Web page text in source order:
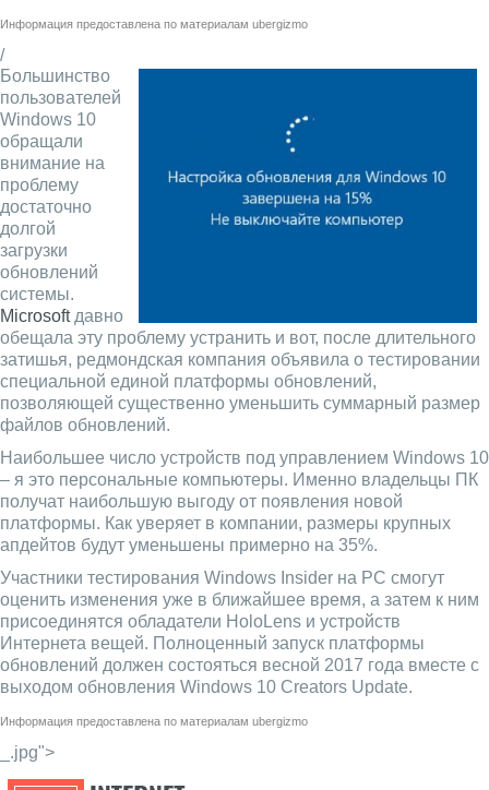
Информация предоставлена по материалам ubergizmo
/
Большинство
пользователей
Windows 10
обращали
внимание на
проблему
достаточно
долгой
загрузки
обновлений
системы.
Microsoftдавно
обещала эту проблему устранить и вот, после длительного
затишья, редмондская компания объявила о тестировании
специальной единой платформы обновлений,
позволяющей существенно уменьшить суммарный размер
файлов обновлений.
Наибольшее число устройств под управлением Windows 10
– я это персональные компьютеры. Именно владельцы ПК
получат наибольшую выгоду от появления новой
платформы. Как уверяет в компании, размеры крупных
апдейтов будут уменьшены примерно на 35%.
Участники тестирования Windows Insider на PC смогут
оценить изменения уже в ближайшее время, а затем к ним
присоединятся обладатели HoloLens и устройств
Интернета вещей. Полноценный запуск платформы
обновлений должен состояться весной 2017 года вместе с
выходом обновления Windows 10 Creators Update.
Информация предоставлена по материалам ubergizmo
_.jpg">